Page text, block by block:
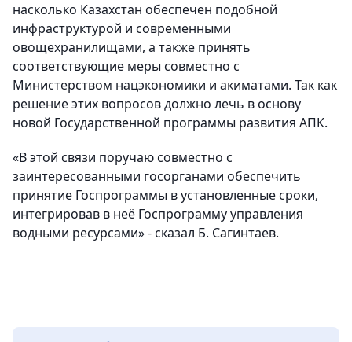
насколько Казахстан обеспечен подобной
инфраструктурой и современными
овощехранилищами, а также принять
соответствующие меры совместно с
Министерством нацэкономики и акиматами. Так как
решение этих вопросов должно лечь в основу
новой Государственной программы развития АПК.
«В этой связи поручаю совместно с
заинтересованными госорганами обеспечить
принятие Госпрограммы в установленные сроки,
интегрировав в неё Госпрограмму управления
водными ресурсами» - сказал Б. Сагинтаев.